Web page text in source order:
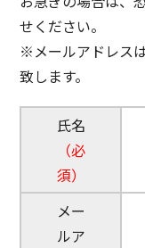
せください。
※メールアドレス
致します。
氏名
（必
須）
メー
ルア